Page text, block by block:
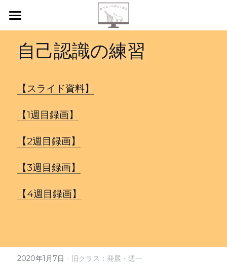
【新規申込】
自己内省
個人セッション
検索
自己認識の練習
【スライド資料】
【1週目録画】
【2週目録画】
【3週目録画】
【4週目録画】
2020年1月7日 · 旧クラス：発展・週一